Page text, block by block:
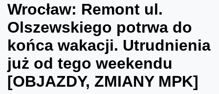
Wrocław: Remont ul.
Olszewskiego potrwa do
końca wakacji. Utrudnienia
już od tego weekendu
[OBJAZDY, ZMIANY MPK]